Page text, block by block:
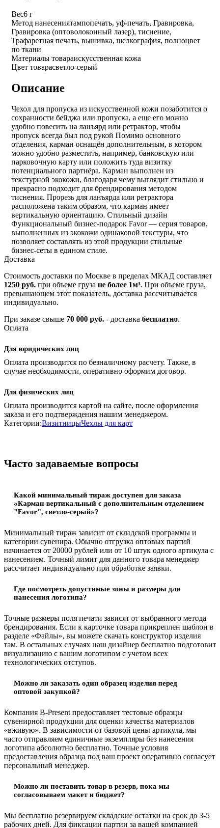
Вес6 г
Метод нанесениятампопечать, уф-печать, Гравировка,
Гравировка (оптоволоконный лазер), тиснение,
Трафаретная печать, вышивка, шелкография, полноцвет
по ткани
Материалы товараискусственная кожа
Цвет товарасветло-серый
Описание
Чехол для пропуска из искусственной кожи позаботится о
сохранности бейджа или пропуска, а еще его можно
удобно повесить на ланъярд или ретрактор, чтобы
пропуск всегда был под рукой Помимо основного
отделения, карман оснащён дополнительным, в котором
можно удобно разместить, например, банковскую или
парковочную карту или положить туда визитку
потенциального партнёра. Карман выполнен из
текстурной экокожи, благодаря чему выглядит стильно и
прекрасно подходит для брендирования методом
тиснения. Прорезь для ланъярда или ретрактора
расположена таким образом, что карман имеет
вертикальную ориентацию. Стильный дизайн
Функциональный бизнес-подарок Favor — серия товаров,
выполненных из экокожи одинаковой текстуры, что
позволяет составлять из этой продукции стильные
бизнес-сеты в едином стиле.
Доставка
Стоимость доставки по Москве в пределах МКАД составляет
1250 руб. при объеме груза не более 1м³. При объеме груза,
превышающем этот показатель, доставка рассчитывается
индивидуально.
При заказе свыше 70 000 руб. - доставка бесплатно.
Оплата
Для юридических лиц
Оплата производится по безналичному расчету. Также, в
случае необходимости, оперативно оформим договор.
Для физических лиц
Оплата производится картой на сайте, после оформления
заказа и его подтверждения нашим менеджером.
Категории:ВизитницыЧехлы для карт
Часто задаваемые вопросы
Какой минимальный тираж доступен для заказа
«Карман вертикальный с дополнительным отделением
"Favor", светло-серый»?
Минимальный тираж зависит от складской программы и
категории сувенира. Обычно отгрузка оптовых партий
начинается от 20000 рублей или от 10 штук одного артикула с
нанесением. Точный лимит для данного товара менеджер
рассчитает индивидуально при обработке заявки.
Где посмотреть допустимые зоны и размеры для
нанесения логотипа?
Точные размеры поля печати зависят от выбранного метода
брендирования. Если к карточке товара прикреплен шаблон в
разделе «Файлы», вы можете скачать конструктор изделия
там. В остальных случаях наш дизайнер бесплатно подготовит
визуализацию с вашим логотипом с учетом всех
технологических отступов.
Можно ли заказать один образец изделия перед
оптовой закупкой?
Компания B-Present предоставляет тестовые образцы
сувенирной продукции для оценки качества материалов
«вживую». В зависимости от базовой цены артикула, мы
часто отправляем единичные экземпляры без нанесения
логотипа абсолютно бесплатно. Точные условия
предоставления образца под ваш проект оперативно согласует
персональный менеджер.
Можно ли поставить товар в резерв, пока мы
согласовываем макет и бюджет?
Мы бесплатно резервируем складские остатки на срок до 3-5
рабочих дней. Для фиксации партии за вашей компанией